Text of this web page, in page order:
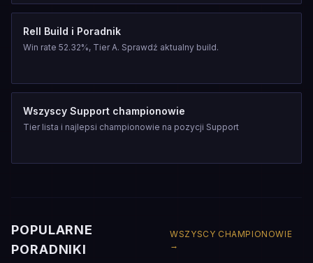
Rell Build i Poradnik
Win rate 52.32%, Tier A. Sprawdź aktualny build.
Wszyscy Support championowie
Tier lista i najlepsi championowie na pozycji Support
POPULARNE
PORADNIKI
WSZYSCY CHAMPIONOWIE
→